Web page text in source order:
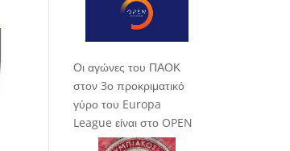
Οι αγώνες του ΠΑΟΚ
στον 3ο προκριματικό
γύρο του Europa
League είναι στο OPEN